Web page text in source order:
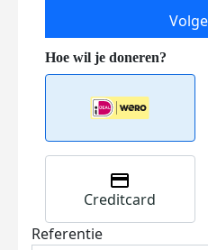
Creditcard
Referentie